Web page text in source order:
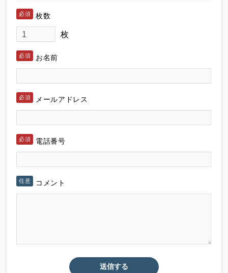
枚数
枚
お名前
メールアドレス
電話番号
コメント